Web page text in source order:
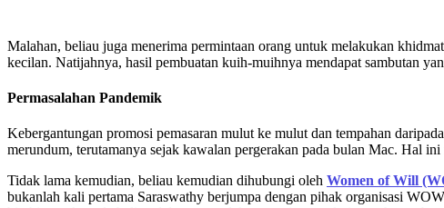
Malahan, beliau juga menerima permintaan orang untuk melakukan
kecilan. Natijahnya, hasil pembuatan kuih-muihnya mendapat sambutan
Permasalahan Pandemik
Kebergantungan promosi pemasaran mulut ke mulut dan tempahan
merundum, terutamanya sejak kawalan pergerakan pada bulan Mac. Hal
Tidak lama kemudian, beliau kemudian dihubungi oleh Women of Will
bukanlah kali pertama Saraswathy berjumpa dengan pihak organisasi